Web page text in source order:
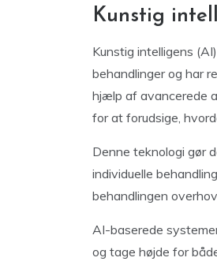
Kunstig
Kunstig intelligens
behandlinger og har
hjælp af avancerede
for at forudsige,
Denne teknologi gør
individuelle
behandlingen
AI-baserede
og tage højde for